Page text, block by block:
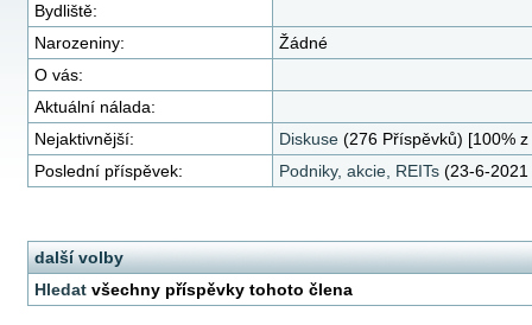
Bydliště:
Narozeniny:
Žádné
O vás:
Aktuální nálada:
Nejaktivnější:
Diskuse(276 Příspěvků) [100%
Poslední příspěvek:
Podniky, akcie, REITs(23-6-2021
další volby
Hledatvšechny příspěvky tohoto člena